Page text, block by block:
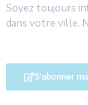
Soyez toujours
dans votre ville.
S'abonner